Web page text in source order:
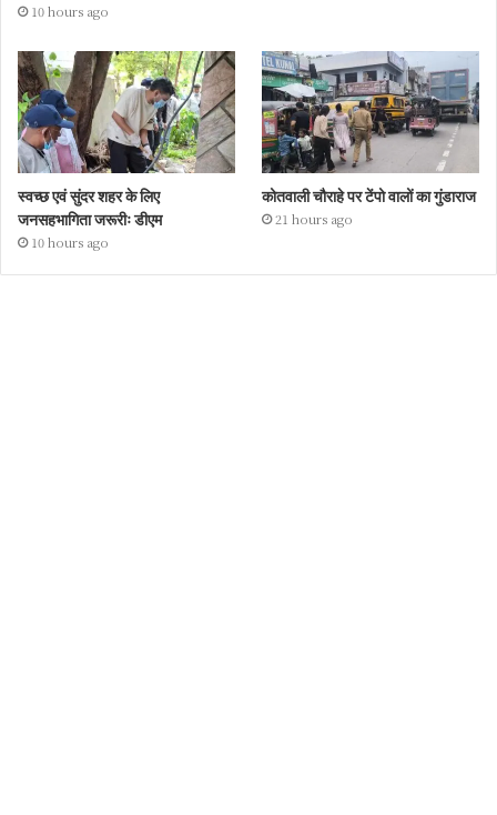
10 hours ago
स्वच्छ एवं सुंदर शहर के लिए
जनसहभागिता जरूरीः डीएम
10 hours ago
कोतवाली चौराहे पर टेंपो वालों का गुंडाराज
21 hours ago